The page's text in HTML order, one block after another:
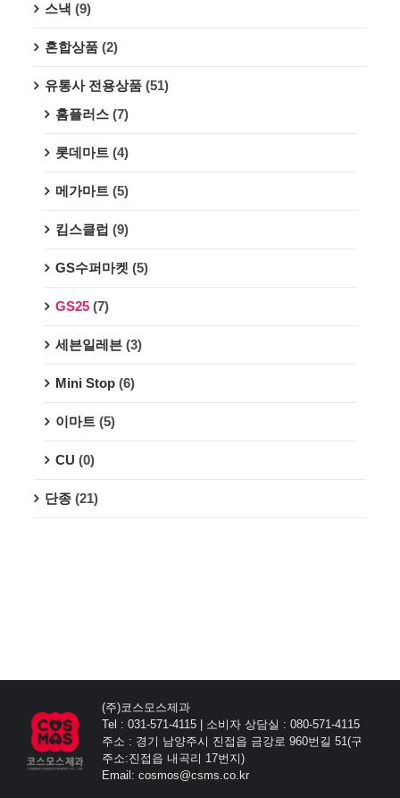
스낵 (9)
혼합상품 (2)
유통사 전용상품 (51)
홈플러스 (7)
롯데마트 (4)
메가마트 (5)
킴스클럽 (9)
GS수퍼마켓 (5)
GS25 (7)
세븐일레븐 (3)
Mini Stop (6)
이마트 (5)
CU (0)
단종 (21)
(주)코스모스제과
Tel : 031-571-4115 | 소비자 상담실 : 080-571-4115
주소 : 경기 남양주시 진접읍 금강로 960번길 51(구
주소:진접읍 내곡리 17번지)
Email: cosmos@csms.co.kr